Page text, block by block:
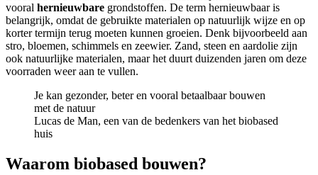
vooral hernieuwbare grondstoffen. De term hernieuwbaar is
belangrijk, omdat de gebruikte materialen op natuurlijk wijze en op
korter termijn terug moeten kunnen groeien. Denk bijvoorbeeld aan
stro, bloemen, schimmels en zeewier. Zand, steen en aardolie zijn
ook natuurlijke materialen, maar het duurt duizenden jaren om deze
voorraden weer aan te vullen.
Je kan gezonder, beter en vooral betaalbaar bouwen
met de natuur
Lucas de Man, een van de bedenkers van het biobased
huis
Waarom biobased bouwen?